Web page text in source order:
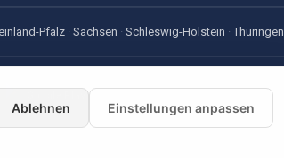
Pfalz · Sachsen · Schleswig-Holstein · Thüringen
Ablehnen Einstellungen anpassen